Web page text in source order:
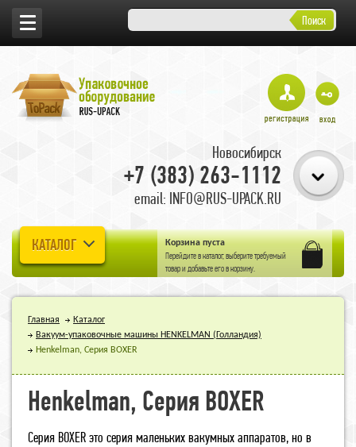
Поиск
Новосибирск
+7 (383) 263-1112
email: INFO@RUS-UPACK.RU
КАТАЛОГ Корзина пуста
Перейдите вкаталог, выберите требуемый
товар и добавьте его в корзину.
Главная
Каталог
Вакуум-упаковочные машины HENKELMAN (Голландия)
Henkelman, Серия BOXER
Henkelman, Серия BOXER
Серия BOXER это серия маленьких вакумных аппаратов, но в